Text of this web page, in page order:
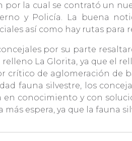
por la cual se contrató un
y Policía. La buena
así como hay rutas
por su parte
relleno La Glorita, ya que el
crítico de aglomeración de
fauna silvestre, los
en conocimiento y con
más espera, ya que la fauna